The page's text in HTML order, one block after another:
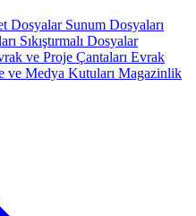
Dosyalar Sunum Dosyaları
Sıkıştırmalı Dosyalar
ve Proje Çantaları Evrak
ve Medya Kutuları Magazinlik